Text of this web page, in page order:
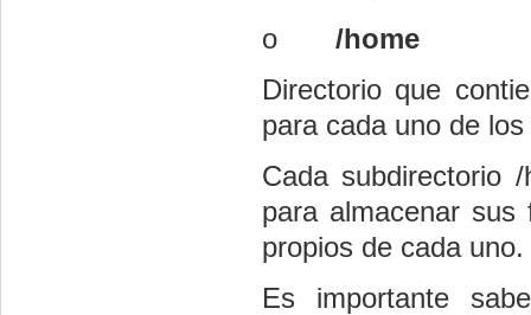
o
/home
Directorio que
para cada uno de
Cada subdirectorio
para almacenar
propios de cada uno.
Es importante